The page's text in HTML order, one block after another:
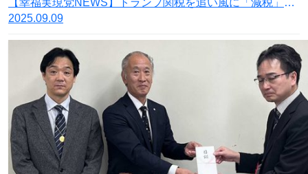
【幸福実現党NEWS】トランプ関税を追い風に「減税」と「規制緩和」を
2025.09.09